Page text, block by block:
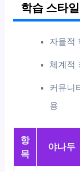
학습 스타
자율적
체계적
커뮤니
용
항
목
야나두